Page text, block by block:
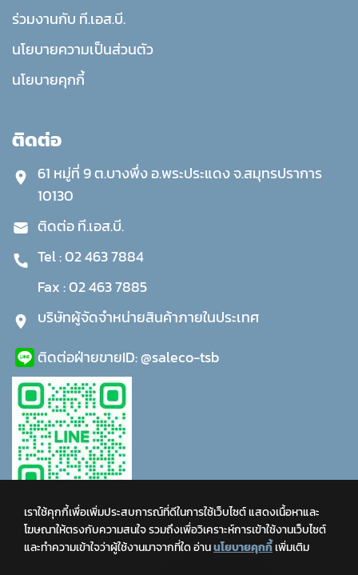
ร่วมงานกับ ที.เอส.บี.
นโยบายความเป็นส่วนตัว
นโยบายคุกกี้
ติดต่อ
61 หมู่ที่ 9 ต.บางพึ่ง อ.พระประแดง จ.สมุทรปราการ
10130
ติดต่อ ที.เอส.บี.
Tel :02 463 7884
Fax :02 463 7885
บริษัทผู้จัดจำหน่ายสินค้าภายในประเทศ
ติดต่อฝ่ายขายID:@saleco-tsb
เราใช้คุกกี้เพื่อเพิ่มประสบการณ์ที่ดีในการใช้เว็บไซต์ แสดงเนื้อหาและ
โฆษณาให้ตรงกับความสนใจ รวมถึงเพื่อวิเคราะห์การเข้าใช้งานเว็บไซต์
และทำความเข้าใจว่าผู้ใช้งานมาจากที่ใดอ่านนโยบายคุกกี้เพิ่มเติม